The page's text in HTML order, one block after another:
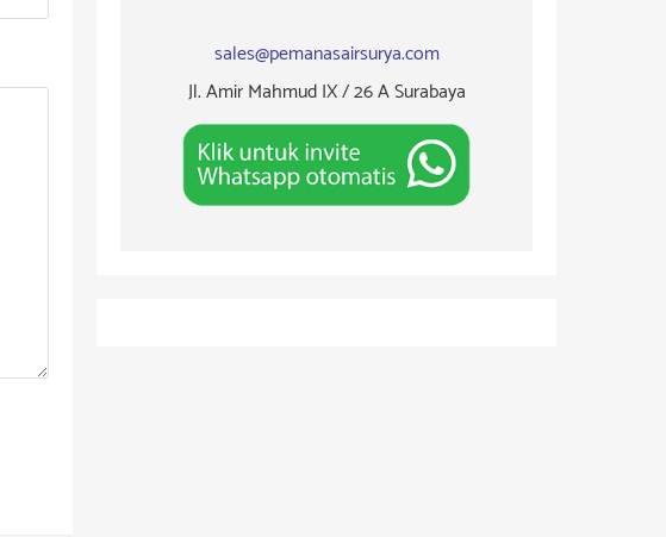
sales@pemanasairsurya.com
Jl. Amir Mahmud IX / 26 A Surabaya